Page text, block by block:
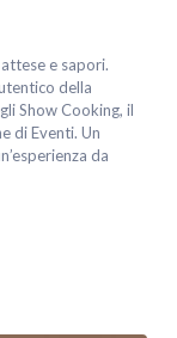
e sapori.
della
Show Cooking, il
di Eventi. Un
da